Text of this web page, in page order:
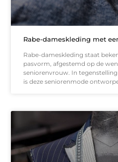
Rabe-dameskleding met
Rabe-dameskleding staat
pasvorm, afgestemd op de
seniorenvrouw. In
is deze seniorenmode